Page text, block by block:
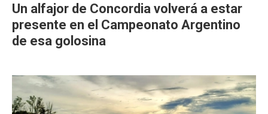
Un alfajor de Concordia volverá a estar
presente en el Campeonato Argentino
de esa golosina